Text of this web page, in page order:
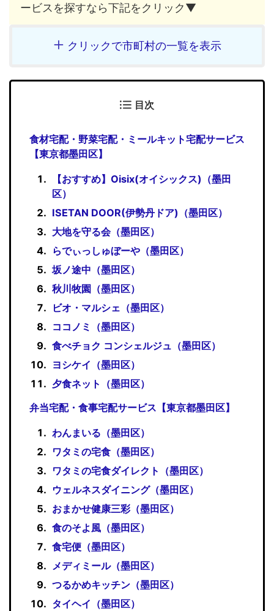
ービスを探すなら下記をクリック▼
クリックで市町村の一覧を表示
目次
食材宅配・野菜宅配・ミールキット宅配サービス
【東京都墨田区】
【おすすめ】Oisix(オイシックス)（墨田
区）
ISETAN DOOR(伊勢丹ドア)（墨田区）
大地を守る会（墨田区）
らでぃっしゅぼーや（墨田区）
坂ノ途中（墨田区）
秋川牧園（墨田区）
ビオ・マルシェ（墨田区）
ココノミ（墨田区）
食べチョク コンシェルジュ（墨田区）
ヨシケイ（墨田区）
夕食ネット（墨田区）
弁当宅配・食事宅配サービス【東京都墨田区】
わんまいる（墨田区）
ワタミの宅食（墨田区）
ワタミの宅食ダイレクト（墨田区）
ウェルネスダイニング（墨田区）
おまかせ健康三彩（墨田区）
食のそよ風（墨田区）
食宅便（墨田区）
メディミール（墨田区）
つるかめキッチン（墨田区）
タイヘイ（墨田区）